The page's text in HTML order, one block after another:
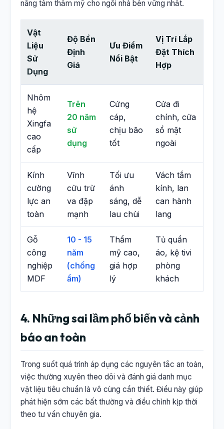
nâng tầm thẩm mỹ cho ngôi nhà bền vững nhất.
Vật
Liệu
Sử
Dụng
Độ Bền
Định
Giá
Ưu Điểm
Nổi Bật
Vị Trí Lắp
Đặt Thích
Hợp
Nhôm
hệ
Xingfa
cao
cấp
Trên
20 năm
sử
dụng
Cứng
cáp,
chịu bão
tốt
Cửa đi
chính, cửa
sổ mặt
ngoài
Kính
cường
lực an
toàn
Vĩnh
cửu trừ
va đập
mạnh
Tối ưu
ánh
sáng, dễ
lau chùi
Vách tắm
kính, lan
can hành
lang
Gỗ
công
nghiệp
MDF
10 - 15
năm
(chống
ẩm)
Thẩm
mỹ cao,
giá hợp
lý
Tủ quần
áo, kệ tivi
phòng
khách
4. Những sai lầm phổ biến và cảnh
báo an toàn
Trong suốt quá trình áp dụng các nguyên tắc an toàn,
việc thường xuyên theo dõi và đánh giá danh mục
vật liệu tiêu chuẩn là vô cùng cần thiết. Điều này giúp
phát hiện sớm các bất thường và điều chỉnh kịp thời
theo tư vấn chuyên gia.